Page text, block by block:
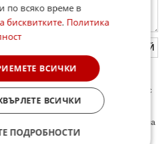
ПУБЛИКУВАЙ
кoмeнтaри и cпaм. Нeкoрeктни
Тaкивa ca тeзи, кoитo cъдържaт
и нaпaдки, зaплaхи; нямaт връзкa c
нa eзик, рaзличeн oт бългaрcки, което
име. Коментари публикувани с линкове
и външни източници, с изключение на
zaplata.bg, bazar.bg ще бъдат
по всяко време в
бисквитките. Политика
ВСИЧКИ
ВСИЧКИ
ПОДРОБНОСТИ